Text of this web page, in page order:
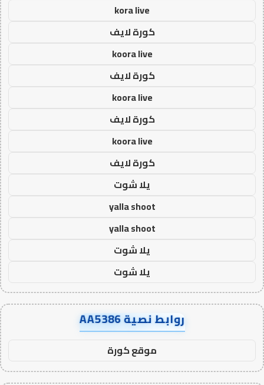
kora live
كورة لايف
koora live
كورة لايف
koora live
كورة لايف
koora live
كورة لايف
يلا شوت
yalla shoot
yalla shoot
يلا شوت
يلا شوت
روابط نصية AA5386
موقع كورة